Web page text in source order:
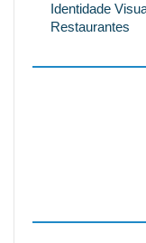
Identidade
Restaurantes